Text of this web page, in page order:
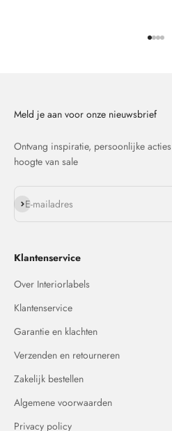
Meld je aan voor onze nieuwsbrief
Ontvang inspiratie, persoonlijke
hoogte van sale
E-mailadres
Abonneren
Klantenservice
Over Interiorlabels
Klantenservice
Garantie en klachten
Verzenden en retourneren
Zakelijk bestellen
Algemene voorwaarden
Privacy policy